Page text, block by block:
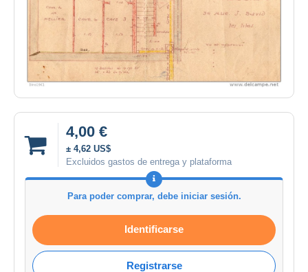
4,00 €
± 4,62 US$
Excluidos gastos de entrega y plataforma
Para poder comprar, debe iniciar sesión.
Identificarse
Registrarse